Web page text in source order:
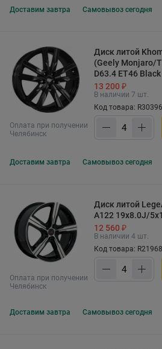
Доставим завтра Самовывоз сегодня
Оплата при получении
Челябинск
Диск литой
(Geely Monjaro/
D63.4 ET46 Black
13 200 ₽
В наличии 7 шт.
Код товара:
Доставим завтра Самовывоз сегодня
Оплата при получении
Челябинск
Диск литой
A122 19x8.0J/
12 560 ₽
В наличии 4 шт.
Код товара:
Доставим завтра Самовывоз сегодня